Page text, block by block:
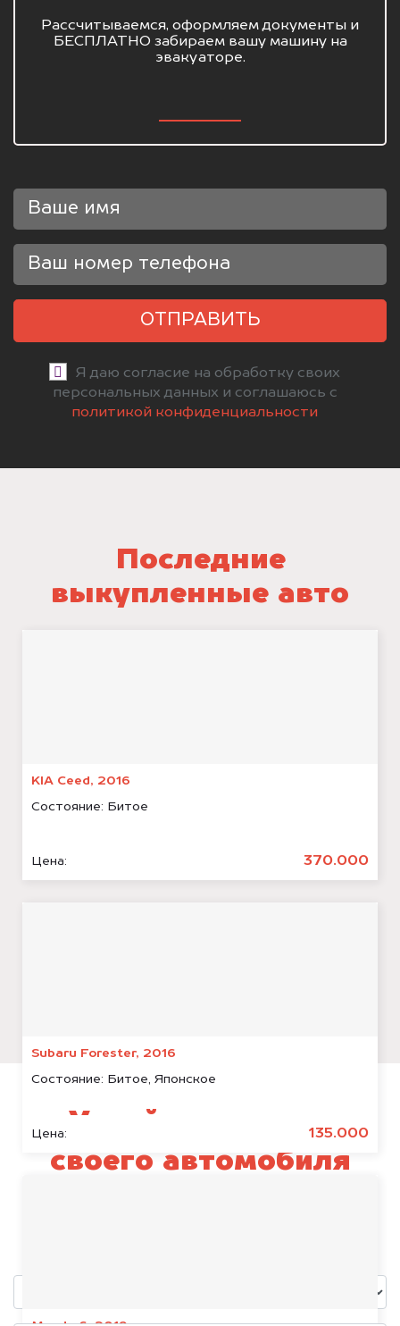
Рассчитываемся, оформляем документы и
БЕСПЛАТНО забираем вашу машину на
эвакуаторе.
ОТПРАВИТЬ
Я даю согласие на обработку своих
персональных данных и соглашаюсь с
политикой конфиденциальности
Последние
выкупленные авто
KIA Ceed, 2016
Состояние: Битое
Цена: 370.000
Subaru Forester, 2016
Состояние: Битое, Японское
Цена: 135.000
Узнай стоимость
своего автомобиля